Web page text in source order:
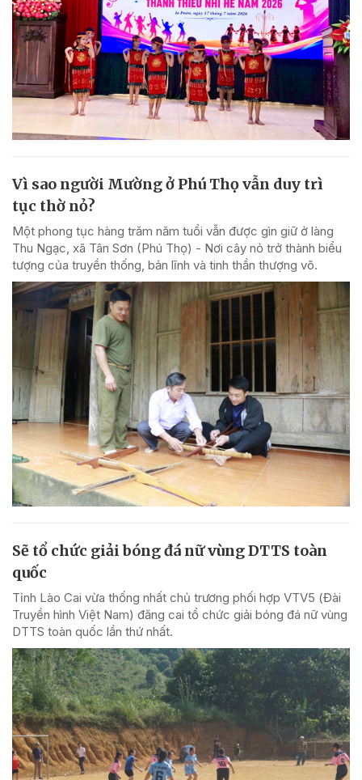
Vì sao người Mường ở Phú Thọ vẫn duy trì
tục thờ nỏ?
Một phong tục hàng trăm năm tuổi vẫn được gìn giữ ở làng
Thu Ngạc, xã Tân Sơn (Phú Thọ) - Nơi cây nỏ trở thành biểu
tượng của truyền thống, bản lĩnh và tinh thần thượng võ.
Sẽ tổ chức giải bóng đá nữ vùng DTTS toàn
quốc
Tỉnh Lào Cai vừa thống nhất chủ trương phối hợp VTV5 (Đài
Truyền hình Việt Nam) đăng cai tổ chức giải bóng đá nữ vùng
DTTS toàn quốc lần thứ nhất.